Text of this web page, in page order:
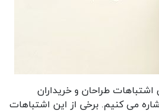
طراحان و خریداران
می کنیم. برخی از این اشتباهات